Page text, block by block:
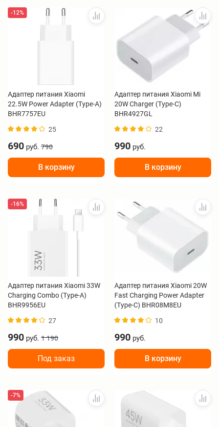
-12%
Адаптер питания Xiaomi
22.5W Power Adapter (Type-A)
BHR7757EU
25
690 руб. 790
В корзину
Адаптер питания Xiaomi Mi
20W Charger (Type-C)
BHR4927GL
22
990 руб.
В корзину
-16%
Адаптер питания Xiaomi 33W
Charging Combo (Type-A)
BHR9956EU
27
990 руб. 1 190
Под заказ
Адаптер питания Xiaomi 20W
Fast Charging Power Adapter
(Type-C) BHR08M8EU
10
990 руб.
В корзину
-7%